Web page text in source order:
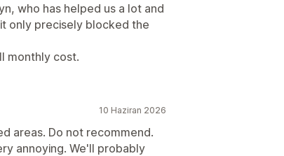
who has helped us a lot and
only precisely blocked the
monthly cost.
10 Haziran 2026
areas. Do not recommend.
annoying. We'll probably